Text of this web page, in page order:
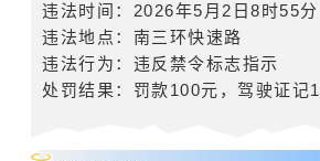
违法时间： 2026年5月2日8时55分
违法地点： 南三环快速路
违法行为：违反禁令标志指示
处罚结果：罚款100元，驾驶证记1